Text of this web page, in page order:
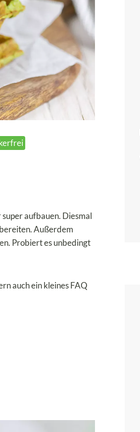
aufbauen. Diesmal
Außerdem
Probiert es unbedingt
auch ein kleines FAQ